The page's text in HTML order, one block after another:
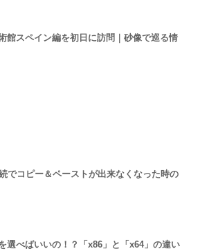
館スペイン編を初日に訪問｜砂像で巡る情
でコピー＆ペーストが出来なくなった時の
選べばいいの！？「x86」と「x64」の違い